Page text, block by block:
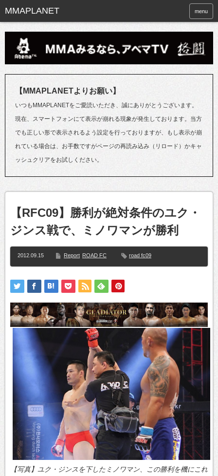
menu
【MMAPLANETよりお願い】
いつもMMAPLANETをご愛読いただき、誠にありがとうございます。
現在、スマートフォンにて表示が崩れる現象が発生しております。当方
でも正しい形で表示されるよう設定を行っておりますが、もし表示が崩
れている場合は、お手数ですがページの再読み込み（リロード）かキャ
ッシュクリアをお試しください。
【RFC09】勝利が絶対条件のユク・
ジンス戦で、ミノワマンが勝利
2012.09.15 Report ROAD FC road fc09
【写真】ユク・ジンスを下したミノワマン、この勝利を機にこれ